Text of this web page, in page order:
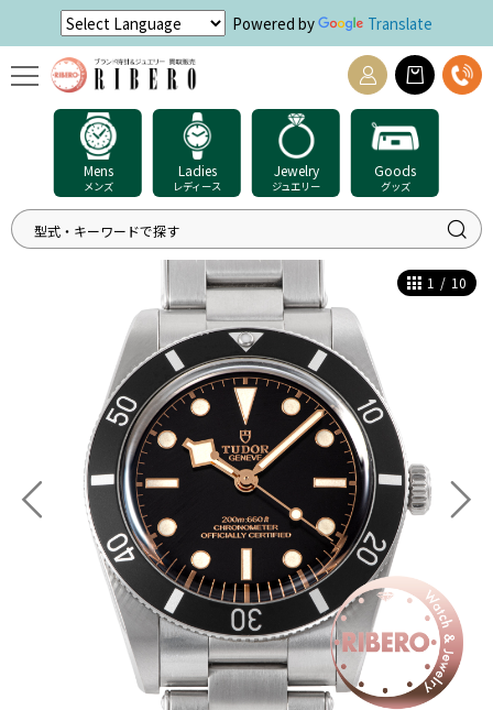
Powered by Translate
Mens
メンズ
Ladies
レディース
Jewelry
ジュエリー
Goods
グッズ
1 / 10